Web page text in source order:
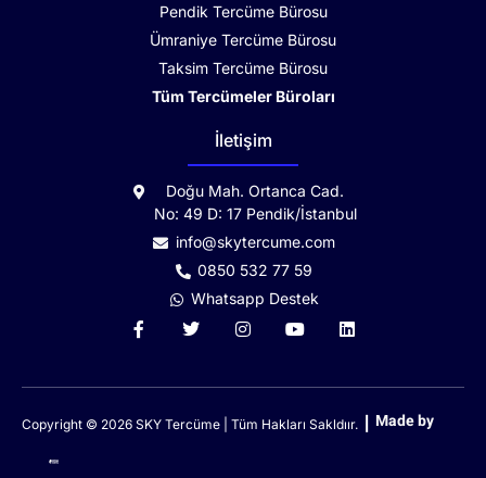
Pendik Tercüme Bürosu
Ümraniye Tercüme Bürosu
Taksim Tercüme Bürosu
Tüm Tercümeler Büroları
İletişim
Doğu Mah. Ortanca Cad.
No: 49 D: 17 Pendik/İstanbul
info@skytercume.com
0850 532 77 59
Whatsapp Destek
Copyright © 2026 SKY Tercüme | Tüm Hakları Sakldıır. Made by